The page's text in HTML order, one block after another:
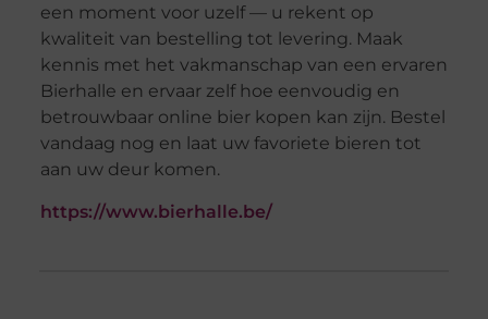
een moment voor uzelf — u rekent op
kwaliteit van bestelling tot levering. Maak
kennis met het vakmanschap van een ervaren
Bierhalle en ervaar zelf hoe eenvoudig en
betrouwbaar online bier kopen kan zijn. Bestel
vandaag nog en laat uw favoriete bieren tot
aan uw deur komen.
https://www.bierhalle.be/